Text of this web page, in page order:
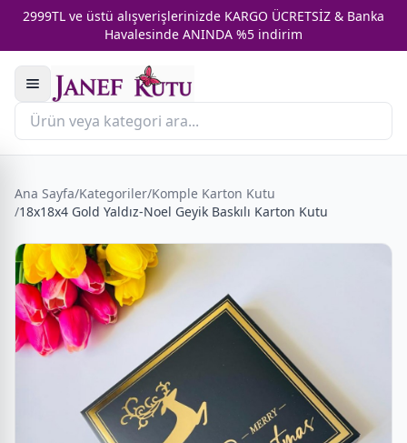
2999TL ve üstü alışverişlerinizde KARGO ÜCRETSİZ & Banka
Havalesinde ANINDA %5 indirim
Ana Sayfa/Kategoriler/Komple Karton Kutu
/18x18x4 Gold Yaldız-Noel Geyik Baskılı Karton Kutu